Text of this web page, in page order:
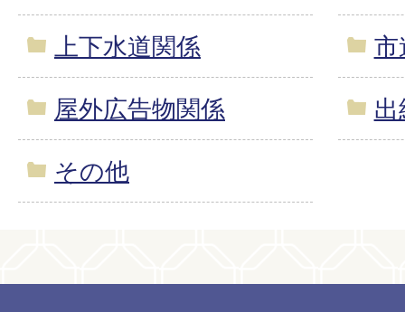
上下水道関係 市
屋外広告物関係
その他